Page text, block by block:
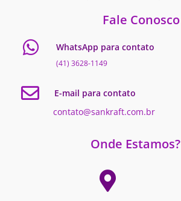
Fale Conosco
WhatsApp para contato
(41) 3628-1149
E-mail para contato
contato@sankraft.com.br
Onde Estamos?